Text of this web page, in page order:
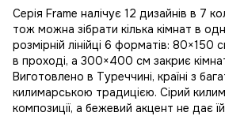
Серія Frame налічує 12 дизайнів в 7
тож можна зібрати кілька кімнат в
розмірній лінійці 6 форматів: 80×150
в проході, а 300×400 см закриє
Виготовлено в Туреччині, країні з
килимарською традицією. Сірий
композиції, а бежевий акцент не дає